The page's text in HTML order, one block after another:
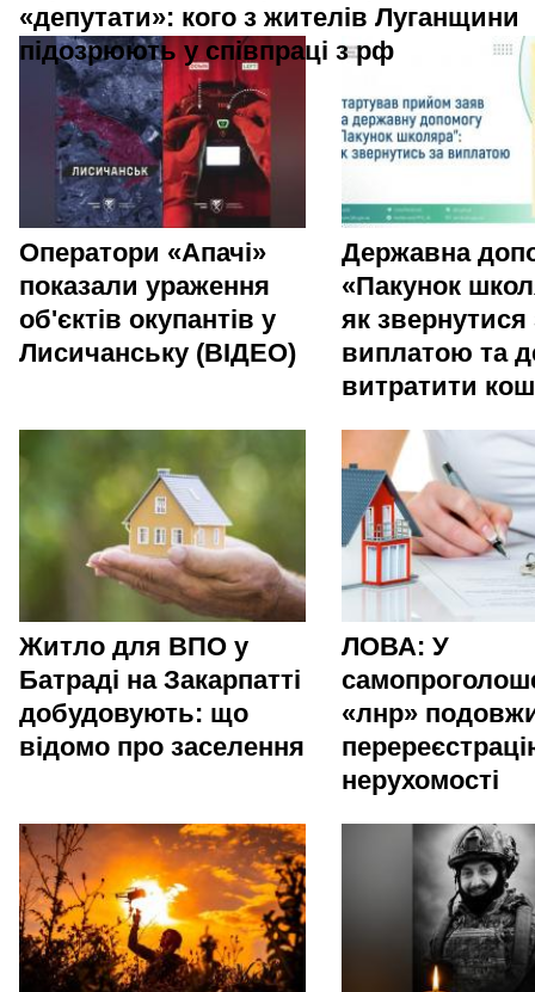
«депутати»: кого з жителів Луганщини
підозрюють у співпраці з рф
Оператори «Апачі»
показали ураження
об'єктів окупантів у
Лисичанську (ВІДЕО)
Державна
«Пакунок
як звернутися
виплатою та
витратити
Житло для ВПО у
Батраді на Закарпатті
добудовують: що
відомо про заселення
ЛОВА: У
«лнр»
нерухомості